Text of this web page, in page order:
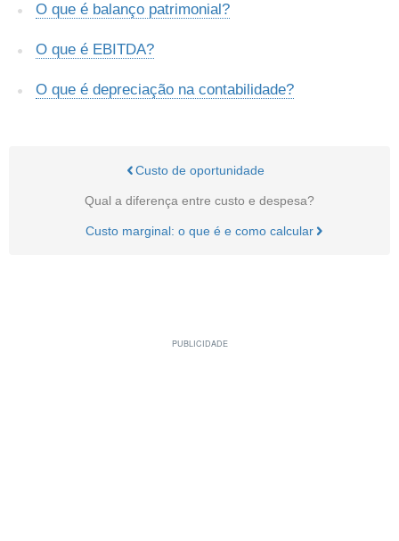
O que é balanço patrimonial?
O que é EBITDA?
O que é depreciação na contabilidade?
Custo de oportunidade
Qual a diferença entre custo e despesa?
Custo marginal: o que é e como calcular